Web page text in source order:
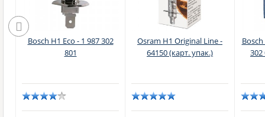
Bosch H1 Eco - 1 987 302
801
Osram H1 Original Line -
64150 (карт. упак.)
302